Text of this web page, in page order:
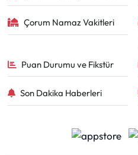
Çorum Namaz Vakitleri
Puan Durumu ve Fikstür
Son Dakika Haberleri